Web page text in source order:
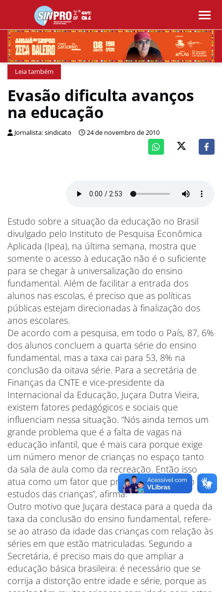
Leia também
Evasão dificulta avanços
na educação
Jornalista: sindicato 24 de novembro de 2010
Estudo sobre a situação da educação no Brasil
divulgado pelo Instituto de Pesquisa Econômica
Aplicada (Ipea), na última semana, mostra que
somente o acesso à educação não é o suficiente
para se chegar à universalização do ensino
fundamental. Além de facilitar a entrada dos
alunos nas escolas, é preciso que as políticas
públicas estejam direcionadas à finalização dos
anos escolares.
De acordo com a pesquisa, em todo o País, 87, 6%
dos alunos concluem a quarta série do ensino
fundamental, mas a taxa cai para 53, 8% na
conclusão da oitava série. Para a secretária de
Finanças da CNTE e vice-presidente da
Internacional da Educação, Juçara Dutra Vieira,
existem fatores pedagógicos e sociais que
influenciam nessa situação. “Nós ainda temos um
grande problema que é a falta de vagas na
educação infantil, que é mais cara porque exige
um número menor de crianças no espaço tanto
da sala de aula como da recreação. Então isso
atua como um fator que prejudica a evolução dos
estudos das crianças”, afirma.
Outro motivo que Juçara destaca para a queda da
taxa da conclusão do ensino fundamental, refere-
se ao atraso da idade das crianças com relação às
séries em que estão matriculadas. Segundo a
Secretária, é preciso mais do que ampliar a
educação básica brasileira: é necessário que se
corrija a distorção entre idade e série, porque as